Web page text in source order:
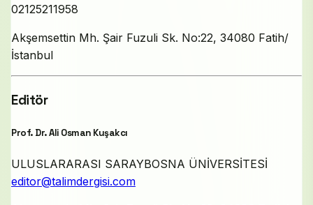
02125211958
Akşemsettin Mh. Şair Fuzuli Sk. No:22, 34080 Fatih/
İstanbul
Editör
Prof. Dr. Ali Osman Kuşakcı
ULUSLARARASI SARAYBOSNA ÜNİVERSİTESİ
editor@talimdergisi.com